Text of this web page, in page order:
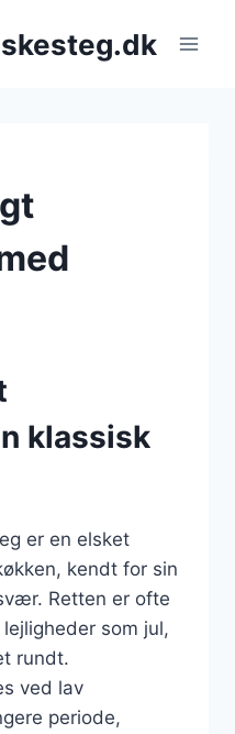
klassisk
er en elsket
kendt for sin
Retten er ofte
som jul,
rundt.
ved lav
periode,